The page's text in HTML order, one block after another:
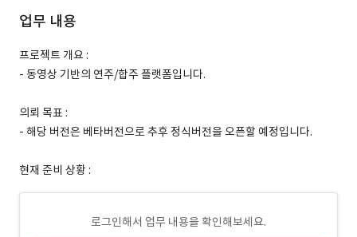
업무 내용
프로젝트 개요 :
- 동영상 기반의 연주/합주 플랫폼입니다.
의뢰 목표 :
- 해당 버전은 베타버전으로 추후 정식버전을 오픈할 예정입니다.
현재 준비 상황 :
로그인해서 업무 내용을 확인해보세요.